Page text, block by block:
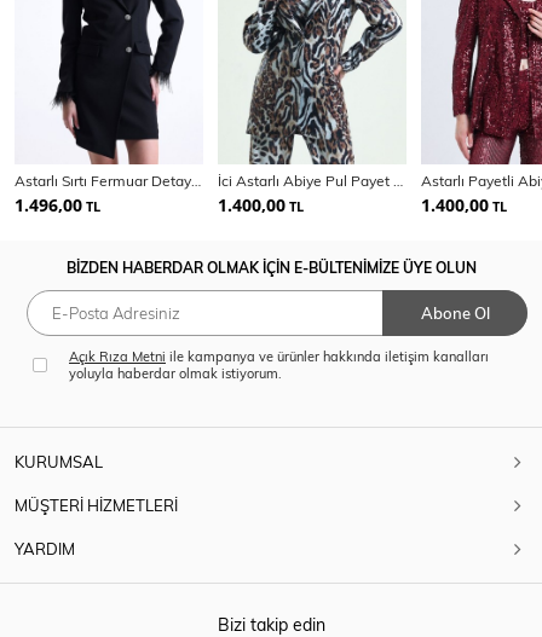
1.496,00 TL 1.400,00 TL
Astarlı Payetli
1.400,00 TL
BİZDEN HABERDAR OLMAK İÇİN E-BÜLTENİMİZE ÜYE OLUN
Abone Ol
Açık Rıza Metni ile kampanya ve ürünler hakkında iletişim kanalları
yoluyla haberdar olmak istiyorum.
KURUMSAL
MÜŞTERİ HİZMETLERİ
YARDIM
Bizi takip edin